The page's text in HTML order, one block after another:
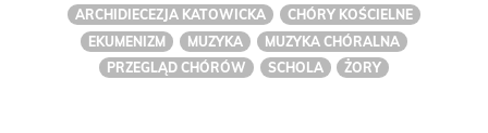
ARCHIDIECEZJA KATOWICKA
CHÓRY KOŚCIELNE
EKUMENIZM
MUZYKA
MUZYKA CHÓRALNA
PRZEGLĄD CHÓRÓW
SCHOLA ŻORY